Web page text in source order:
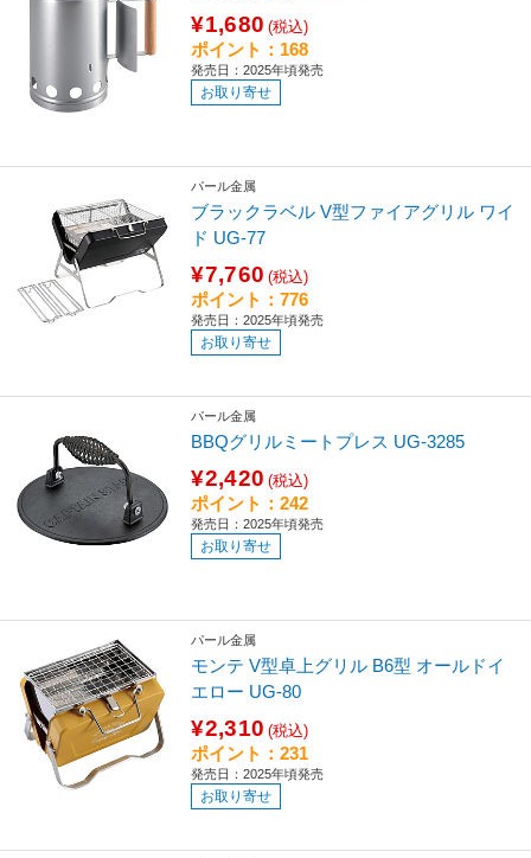
¥1,680 (税込)
ポイント：168
発売日：2025年頃発売
お取り寄せ
パール金属
ブラックラベル V型ファイアグリル ワイ
ド UG-77
¥7,760 (税込)
ポイント：776
発売日：2025年頃発売
お取り寄せ
パール金属
BBQグリルミートプレス UG-3285
¥2,420 (税込)
ポイント：242
発売日：2025年頃発売
お取り寄せ
パール金属
モンテ V型卓上グリル B6型 オールドイ
エロー UG-80
¥2,310 (税込)
ポイント：231
発売日：2025年頃発売
お取り寄せ